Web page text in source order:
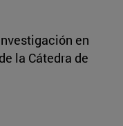
en
la Cátedra de